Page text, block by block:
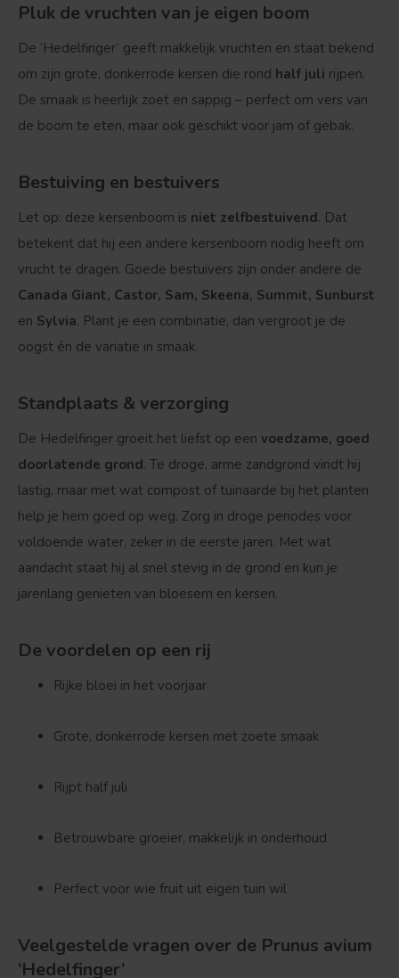
Pluk de vruchten van je eigen boom
De ‘Hedelfinger’ geeft makkelijk vruchten en staat bekend
om zijn grote, donkerrode kersen die rond half juli rijpen.
De smaak is heerlijk zoet en sappig – perfect om vers van
de boom te eten, maar ook geschikt voor jam of gebak.
Bestuiving en bestuivers
Let op: deze kersenboom is niet zelfbestuivend. Dat
betekent dat hij een andere kersenboom nodig heeft om
vrucht te dragen. Goede bestuivers zijn onder andere de
Canada Giant, Castor, Sam, Skeena, Summit, Sunburst
en Sylvia. Plant je een combinatie, dan vergroot je de
oogst én de variatie in smaak.
Standplaats & verzorging
De Hedelfinger groeit het liefst op een voedzame, goed
doorlatende grond. Te droge, arme zandgrond vindt hij
lastig, maar met wat compost of tuinaarde bij het planten
help je hem goed op weg. Zorg in droge periodes voor
voldoende water, zeker in de eerste jaren. Met wat
aandacht staat hij al snel stevig in de grond en kun je
jarenlang genieten van bloesem en kersen.
De voordelen op een rij
Rijke bloei in het voorjaar
Grote, donkerrode kersen met zoete smaak
Rijpt half juli
Betrouwbare groeier, makkelijk in onderhoud
Perfect voor wie fruit uit eigen tuin wil
Veelgestelde vragen over de Prunus avium
‘Hedelfinger’